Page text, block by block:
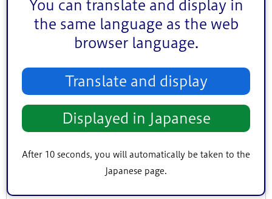
You can translate and display in
the same language as the web
browser language.
Translate and display
Displayed in Japanese
After 10 seconds, you will automatically be taken to the
Japanese page.
講演・講座・教室 お祭り
文化・芸術
対象者
子ども向け 熟年者向け 事業者向け